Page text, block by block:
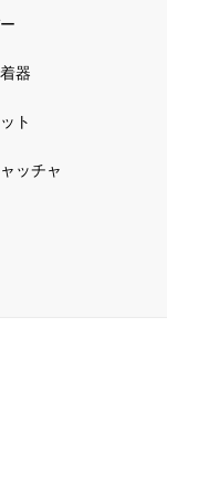
器
ト
ッチャ